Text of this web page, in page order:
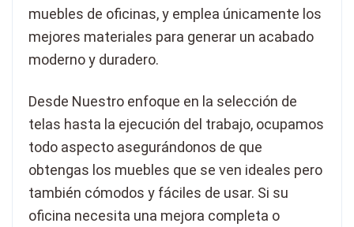
muebles de oficinas, y emplea únicamente los
mejores materiales para generar un acabado
moderno y duradero.
Desde Nuestro enfoque en la selección de
telas hasta la ejecución del trabajo, ocupamos
todo aspecto asegurándonos de que
obtengas los muebles que se ven ideales pero
también cómodos y fáciles de usar. Si su
oficina necesita una mejora completa o